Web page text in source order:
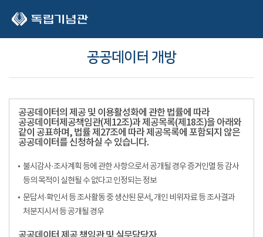
공공데이터 개방
공공데이터의 제공 및 이용활성화에 관한 법률에 따라
공공데이터제공책임관(제12조)과 제공목록(제18조)을 아래와
같이 공표하며, 법률 제27조에 따라 제공목록에 포함되지 않은
공공데이터를 신청하실 수 있습니다.
불시감사·조사계획 등에 관한 사항으로서 공개될 경우 증거인멸 등 감사
등의 목적이 실현될 수 없다고 인정되는 정보
문답서·확인서 등 조사활동 중 생산된 문서, 개인 비위자료 등 조사결과
처분지시서 등 공개될 경우